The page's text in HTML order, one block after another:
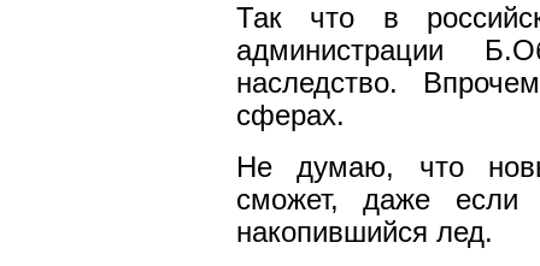
Так что в
администрации
наследство.
сферах.
Не думаю, что
сможет, даже если
накопившийся лед.